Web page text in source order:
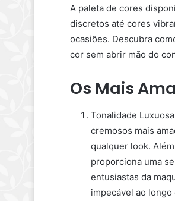
A paleta de cores
discretos até cores
ocasiões. Descubra
cor sem abrir mão do
Os Mais
Tonalidade
cremosos mais
qualquer look.
proporciona uma
entusiastas da
impecável ao